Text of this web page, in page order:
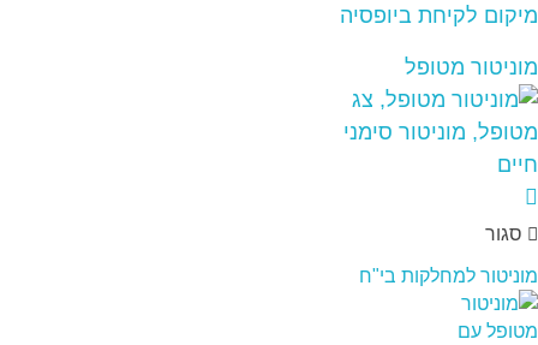
מוניטור מטופל
סגור
מוניטור למחלקות בי"ח